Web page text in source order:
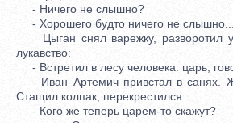
- Ничего не слышно?
- Хорошего будто ничего не слышно...
Цыган снял варежку, разворотил
лукавство:
- Встретил в лесу человека: царь,
Иван Артемич привстал в санях.
Стащил колпак, перекрестился:
- Кого же теперь царем-то скажут?